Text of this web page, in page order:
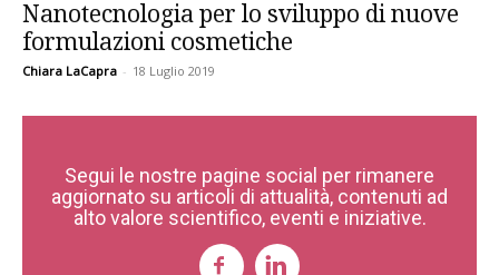
Nanotecnologia per lo sviluppo di nuove
formulazioni cosmetiche
Chiara LaCapra - 18 Luglio 2019
Segui le nostre pagine social per rimanere
aggiornato su articoli di attualità, contenuti ad
alto valore scientifico, eventi e iniziative.